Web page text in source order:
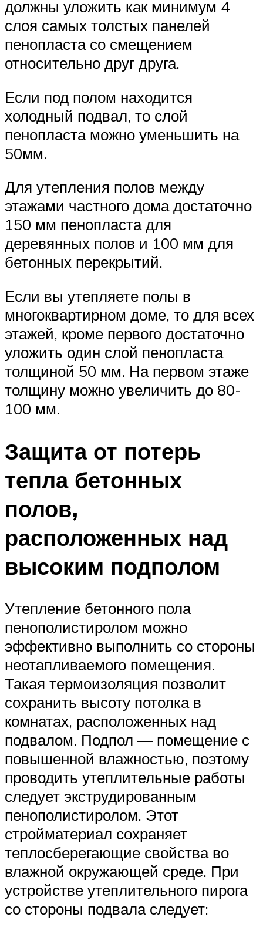
должны уложить как минимум 4
слоя самых толстых панелей
пенопласта со смещением
относительно друг друга.
Если под полом находится
холодный подвал, то слой
пенопласта можно уменьшить на
50мм.
Для утепления полов между
этажами частного дома достаточно
150 мм пенопласта для
деревянных полов и 100 мм для
бетонных перекрытий.
Если вы утепляете полы в
многоквартирном доме, то для всех
этажей, кроме первого достаточно
уложить один слой пенопласта
толщиной 50 мм. На первом этаже
толщину можно увеличить до 80-
100 мм.
Защита от потерь
тепла бетонных
полов,
расположенных над
высоким подполом
Утепление бетонного пола
пенополистиролом можно
эффективно выполнить со стороны
неотапливаемого помещения.
Такая термоизоляция позволит
сохранить высоту потолка в
комнатах, расположенных над
подвалом. Подпол — помещение с
повышенной влажностью, поэтому
проводить утеплительные работы
следует экструдированным
пенополистиролом. Этот
стройматериал сохраняет
теплосберегающие свойства во
влажной окружающей среде. При
устройстве утеплительного пирога
со стороны подвала следует: